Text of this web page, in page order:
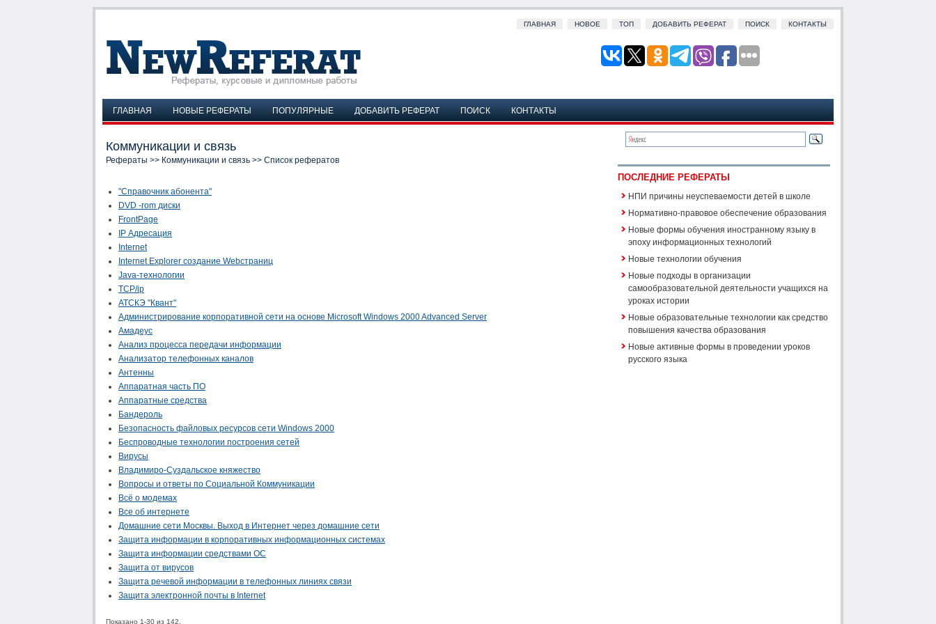
ГЛАВНАЯ НОВОЕ ТОП ДОБАВИТЬ РЕФЕРАТ ПОИСК КОНТАКТЫ
ГЛАВНАЯ НОВЫЕ РЕФЕРАТЫ ПОПУЛЯРНЫЕ ДОБАВИТЬ РЕФЕРАТ ПОИСК КОНТАКТЫ
Коммуникации и связь
Рефераты >> Коммуникации и связь >> Список рефератов
"Справочник абонента"
DVD -rom диски
FrontPage
IP Адресация
Internet
Internet Explorer создание Webстраниц
Java-технологии
TCP/ip
АТСКЭ "Квант"
Администрирование корпоративной сети на основе Microsoft Windows 2000 Advanced Server
Амадеус
Анализ процесса передачи информации
Анализатор телефонных каналов
Антенны
Аппаратная часть ПО
Аппаратные средства
Бандероль
Безопасность файловых ресурсов сети Windows 2000
Беспроводные технологии построения сетей
Вирусы
Владимиро-Суздальское княжество
Вопросы и ответы по Социальной Коммуникации
Всё о модемах
Все об интернете
Домашние сети Москвы. Выход в Интернет через домашние сети
Защита информации в корпоративных информационных системах
Защита информации средствами ОС
Защита от вирусов
Защита речевой информации в телефонных линиях связи
Защита электронной почты в Internet
Показано 1-30 из 142.
ПОСЛЕДНИЕ РЕФЕРАТЫ
НПИ причины неуспеваемости детей в школе
Нормативно-правовое обеспечение образования
Новые формы обучения иностранному языку в
эпоху информационных технологий
Новые технологии обучения
Новые подходы в организации
самообразовательной деятельности учащихся на
уроках истории
Новые образовательные технологии как средство
повышения качества образования
Новые активные формы в проведении уроков
русского языка